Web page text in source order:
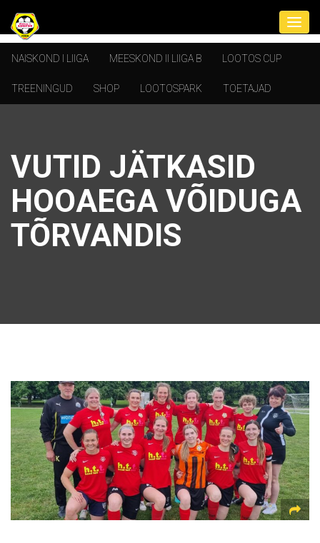
NAISKOND I LIIGA MEESKOND II LIIGA B LOOTOS CUP
TREENINGUD SHOP LOOTOSPARK TOETAJAD
VUTID JÄTKASID
HOOAEGA VÕIDUGA
TÕRVANDIS